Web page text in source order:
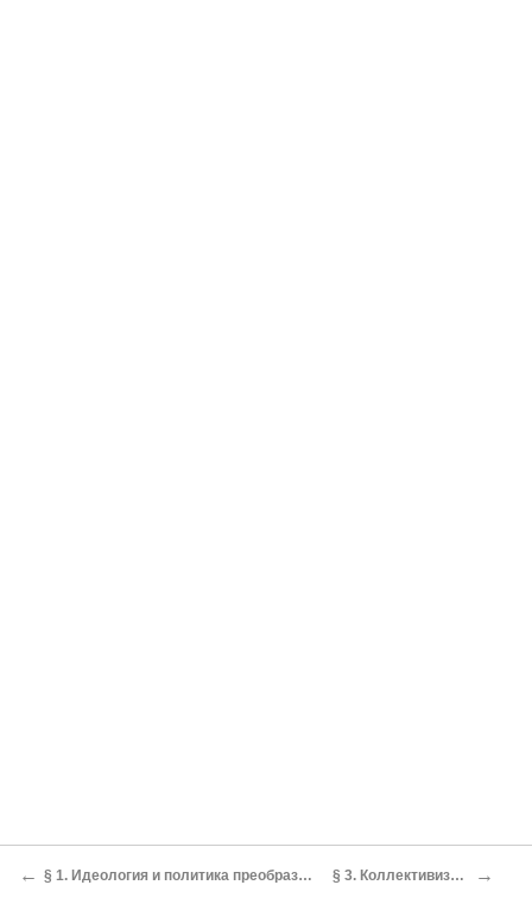
← § 1. Идеология и политика преобразований § 3. Коллективизация →